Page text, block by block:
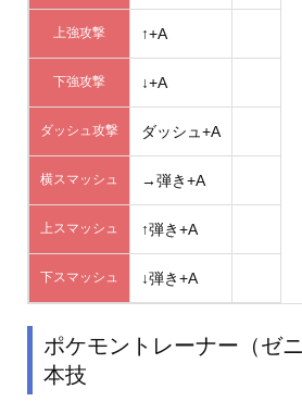
上強攻撃 ↑+A
下強攻撃 ↓+A
ダッシュ攻撃 ダッシュ+A
横スマッシュ →弾き+A
上スマッシュ ↑弾き+A
下スマッシュ ↓弾き+A
ポケモントレーナー（ゼ
本技